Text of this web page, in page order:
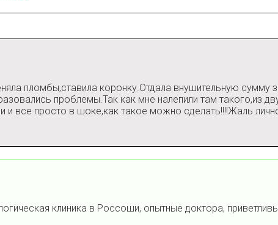
пломбы,ставила коронку.Отдала внушительную
проблемы.Так как мне налепили там такого,из
и все просто в шоке,как такое можно сделать!!!!Жаль
клиника в Россоши, опытные доктора,